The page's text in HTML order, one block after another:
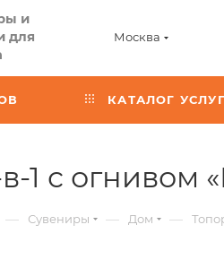
и
для
Москва
КАТАЛОГ УСЛУГ
1 с огнивом
— Сувениры — Дом —